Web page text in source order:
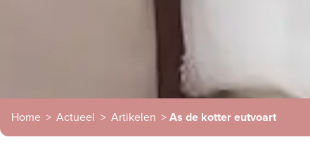
Home > Actueel > Artikelen > As de kotter eutvoart